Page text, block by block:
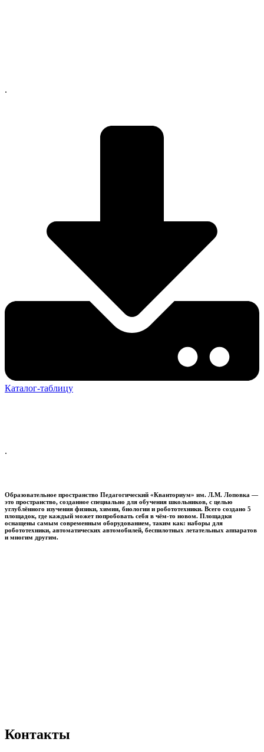
.
Каталог-таблицу
.
Образовательное пространство Педагогический «Кванториум» им. Л.М. Лоповка —
это пространство, созданное специально для обучения школьников, с целью
углублённого изучения физики, химии, биологии и робототехники. Всего создано 5
площадок, где каждый может попробовать себя в чём-то новом. Площадки
оснащены самым современным оборудованием, таким как: наборы для
робототехники, автоматических автомобилей, беспилотных летательных аппаратов
и многим другим.
Контакты